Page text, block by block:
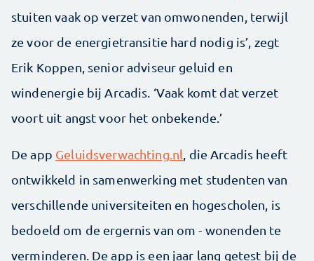
stuiten vaak op verzet van omwonenden, terwijl
ze voor de energietransitie hard nodig is’, zegt
Erik Koppen, senior adviseur geluid en
windenergie bij Arcadis. ‘Vaak komt dat verzet
voort uit angst voor het onbekende.’
De app Geluidsverwachting.nl , die Arcadis heeft
ontwikkeld in samenwerking met studenten van
verschillende universiteiten en hogescholen, is
bedoeld om de ergernis van om - wonenden te
verminderen. De app is een jaar lang getest bij de